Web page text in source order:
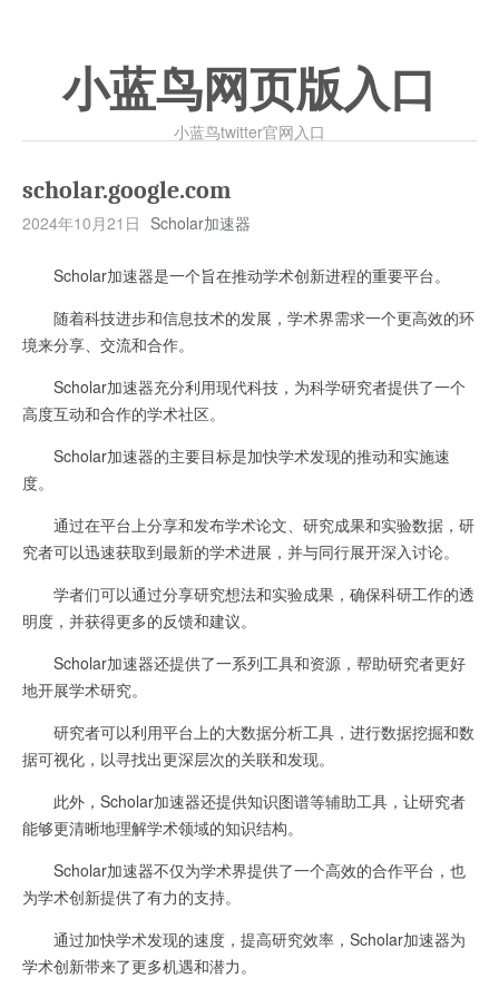
小蓝鸟网页版入口
小蓝鸟twitter官网入口
scholar.google.com
2024年10月21日 Scholar加速器
Scholar加速器是一个旨在推动学术创新进程的重要平台。
随着科技进步和信息技术的发展，学术界需求一个更高效的环
境来分享、交流和合作。
Scholar加速器充分利用现代科技，为科学研究者提供了一个
高度互动和合作的学术社区。
Scholar加速器的主要目标是加快学术发现的推动和实施速
度。
通过在平台上分享和发布学术论文、研究成果和实验数据，研
究者可以迅速获取到最新的学术进展，并与同行展开深入讨论。
学者们可以通过分享研究想法和实验成果，确保科研工作的透
明度，并获得更多的反馈和建议。
Scholar加速器还提供了一系列工具和资源，帮助研究者更好
地开展学术研究。
研究者可以利用平台上的大数据分析工具，进行数据挖掘和数
据可视化，以寻找出更深层次的关联和发现。
此外，Scholar加速器还提供知识图谱等辅助工具，让研究者
能够更清晰地理解学术领域的知识结构。
Scholar加速器不仅为学术界提供了一个高效的合作平台，也
为学术创新提供了有力的支持。
通过加快学术发现的速度，提高研究效率，Scholar加速器为
学术创新带来了更多机遇和潜力。